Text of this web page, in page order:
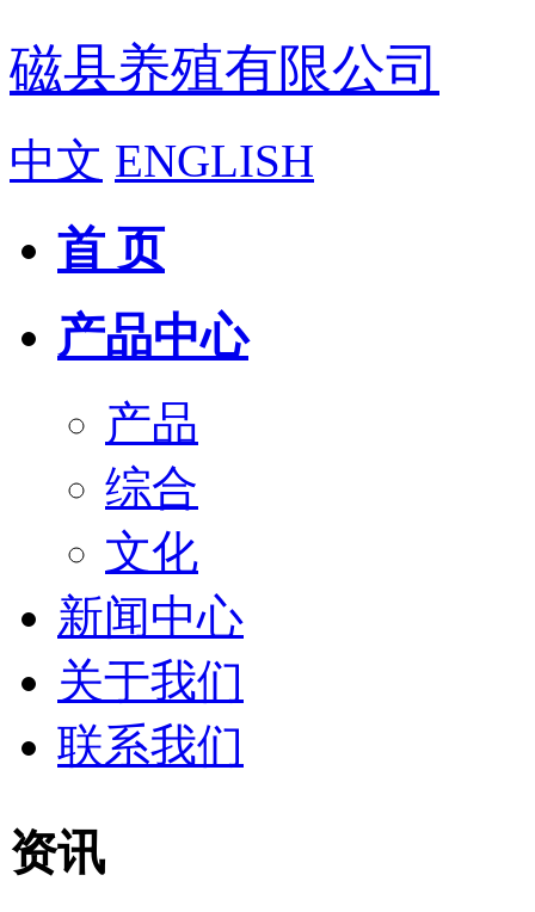
磁县养殖有限公司
中文 ENGLISH
首 页
产品中心
产品
综合
文化
新闻中心
关于我们
联系我们
资讯